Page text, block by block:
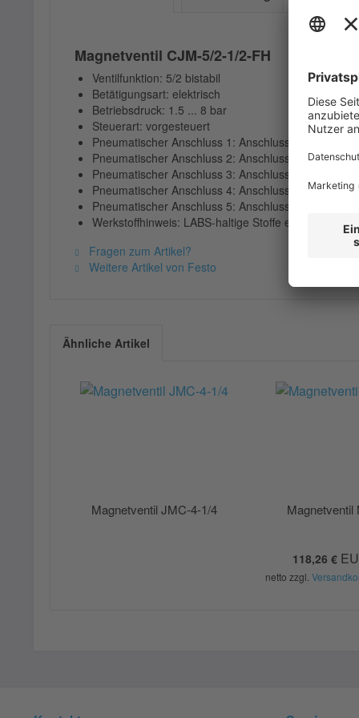
Magnetventil CJM-5/2-1/2-FH
Ventilfunktion: 5/2 bistabil
Betätigungsart: elektrisch
Betriebsdruck: 1.5 ... 8 bar
Steuerart: vorgesteuert
Pneumatischer Anschluss 1: Anschlussplatte
Pneumatischer Anschluss 2: Anschlussplatte
Pneumatischer Anschluss 3: Anschlussplatte
Pneumatischer Anschluss 4: Anschlussplatte
Pneumatischer Anschluss 5: Anschlussplatte
Werkstoffhinweis: LABS-haltige Stoffe enthalten
Fragen zum Artikel?
Weitere Artikel von Festo
Ähnliche Artikel
Magnetventil JMC-4-1/4 Magnetventil
118,26 €
netto zzgl.